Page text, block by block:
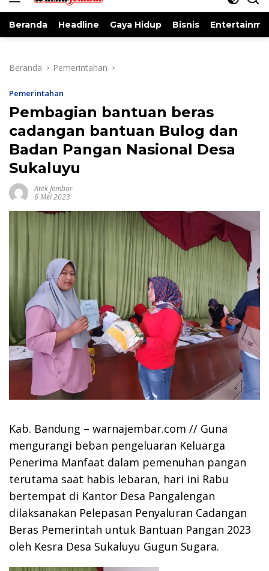
Beranda Headline Gaya Hidup Bisnis
Beranda Pemerintahan
Pemerintahan
Pembagian bantuan beras
cadangan bantuan Bulog dan
Badan Pangan Nasional Desa
Sukaluyu
Atek Jembar
6 Mei 2023
Kab. Bandung – warnajembar.com // Guna
mengurangi beban pengeluaran Keluarga
Penerima Manfaat dalam pemenuhan pangan
terutama saat habis lebaran, hari ini Rabu
bertempat di Kantor Desa Pangalengan
dilaksanakan Pelepasan Penyaluran Cadangan
Beras Pemerintah untuk Bantuan Pangan 2023
oleh Kesra Desa Sukaluyu Gugun Sugara.